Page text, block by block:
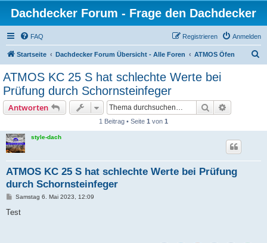
Dachdecker Forum - Frage den Dachdecker
FAQ Anmelden
Registrieren
Startseite Dachdecker Forum Übersicht - Alle Foren ATMOS Öfen
ATMOS KC 25 S hat schlechte Werte bei
Prüfung durch Schornsteinfeger
Antworten Suche
1 Beitrag • Seite 1 von 1
style-dach
ATMOS KC 25 S hat schlechte Werte bei Prüfung
durch Schornsteinfeger
B
i
Samstag 6. Mai 2023, 12:09
Test